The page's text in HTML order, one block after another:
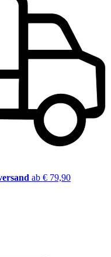
ab € 79,90